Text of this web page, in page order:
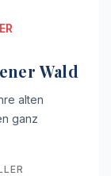
Wald
alten
ganz